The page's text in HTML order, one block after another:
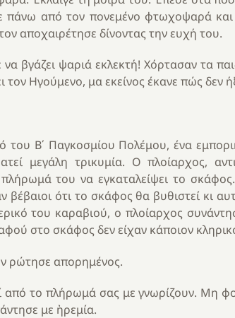
πάνω από τον πονεμένο φτωχοψαρά
αποχαιρέτησε δίνοντας την ευχή του.
βγάζει ψαριά εκλεκτή! Χόρτασαν τα
Ηγούμενο, μα εκείνος έκανε πώς δεν
του Β΄ Παγκοσμίου Πολέμου, ένα
μεγάλη τρικυμία. Ο πλοίαρχος,
του να εγκαταλείψει το
ότι το σκάφος θα βυθιστεί κι
του καραβιού, ο πλοίαρχος
στο σκάφος δεν είχαν κάποιον
ρώτησε απορημένος.
από το πλήρωμά σας με γνωρίζουν. Μη
με ἠρεμία.